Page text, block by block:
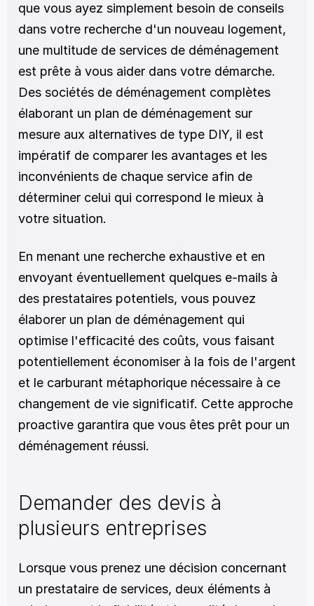
que vous ayez simplement besoin de conseils
dans votre recherche d'un nouveau logement,
une multitude de services de déménagement
est prête à vous aider dans votre démarche.
Des sociétés de déménagement complètes
élaborant un plan de déménagement sur
mesure aux alternatives de type DIY, il est
impératif de comparer les avantages et les
inconvénients de chaque service afin de
déterminer celui qui correspond le mieux à
votre situation.
En menant une recherche exhaustive et en
envoyant éventuellement quelques e-mails à
des prestataires potentiels, vous pouvez
élaborer un plan de déménagement qui
optimise l'efficacité des coûts, vous faisant
potentiellement économiser à la fois de l'argent
et le carburant métaphorique nécessaire à ce
changement de vie significatif. Cette approche
proactive garantira que vous êtes prêt pour un
déménagement réussi.
Demander des devis à
plusieurs entreprises
Lorsque vous prenez une décision concernant
un prestataire de services, deux éléments à